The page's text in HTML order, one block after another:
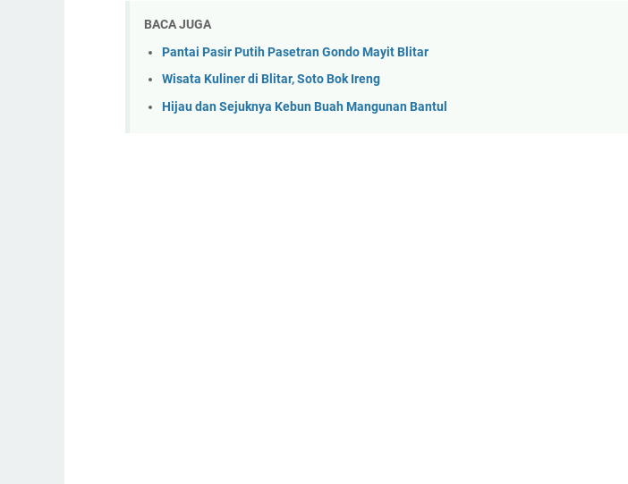
BACA JUGA
Pantai Pasir Putih Pasetran Gondo Mayit Blitar
Wisata Kuliner di Blitar, Soto Bok Ireng
Hijau dan Sejuknya Kebun Buah Mangunan Bantul